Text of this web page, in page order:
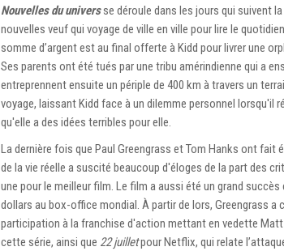
Nouvelles du universse déroule dans les jours qui suivent
nouvelles veuf qui voyage de ville en ville pour lire le
somme d’argent est au final offerte à Kidd pour livrer une
Ses parents ont été tués par une tribu amérindienne qui a
entreprennent ensuite un périple de 400 km à travers un
voyage, laissant Kidd face à un dilemme personnel lorsqu'il
qu'elle a des idées terribles pour elle.
La dernière fois que Paul Greengrass et Tom Hanks ont fait
de la vie réelle a suscité beaucoup d'éloges de la part des
une pour le meilleur film. Le film a aussi été un grand
dollars au box-office mondial. À partir de lors, Greengrass a
participation à la franchise d'action mettant en vedette
cette série, ainsi que 22 juilletpour Netflix, qui relate